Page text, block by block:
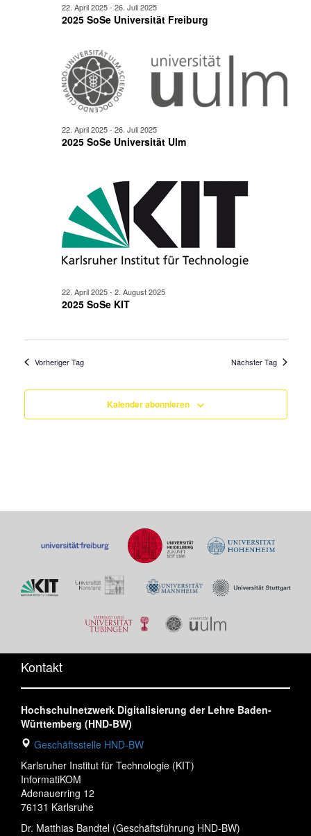
2025 SoSe Universität Freiburg
22. April 2025- 26. Juli 2025
2025 SoSe Universität Ulm
22. April 2025- 26. Juli 2025
2025 SoSe KIT
22. April 2025- 2. August 2025
Vorheriger Tag Nächster Tag
Kalender abonnieren
Kontakt
Hochschulnetzwerk Digitalisierung der Lehre Baden-
Württemberg (HND-BW)
Geschäftsstelle HND-BW
Karlsruher Institut für Technologie (KIT)
InformatiKOM
Adenauerring 12
76131 Karlsruhe
Dr. Matthias Bandtel (Geschäftsführung HND-BW)